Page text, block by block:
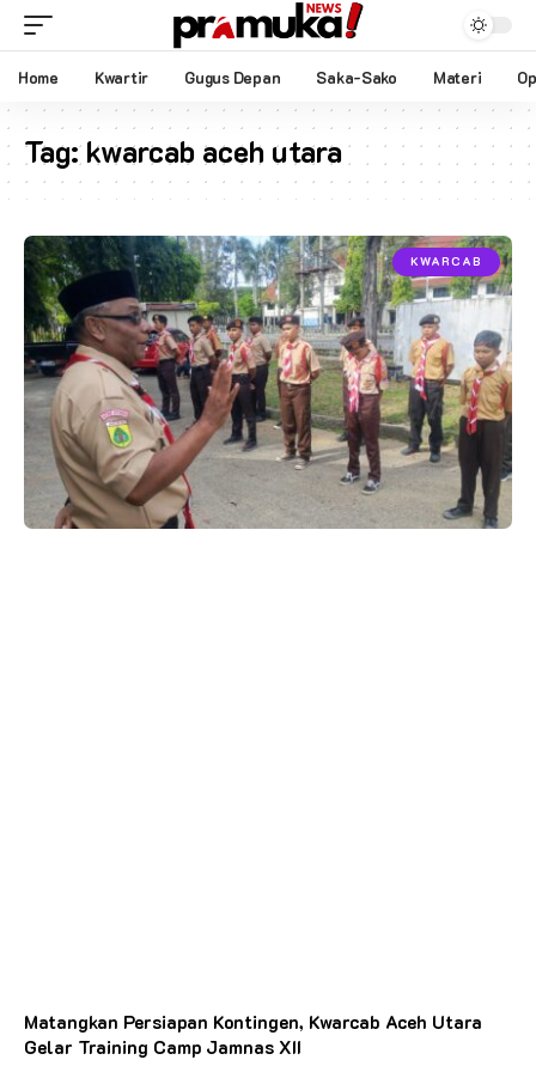
Home Kwartir Gugus Depan Saka-Sako Materi
Tag:kwarcab aceh utara
KWARCAB
Matangkan Persiapan Kontingen, Kwarcab Aceh Utara
Gelar Training Camp Jamnas XII